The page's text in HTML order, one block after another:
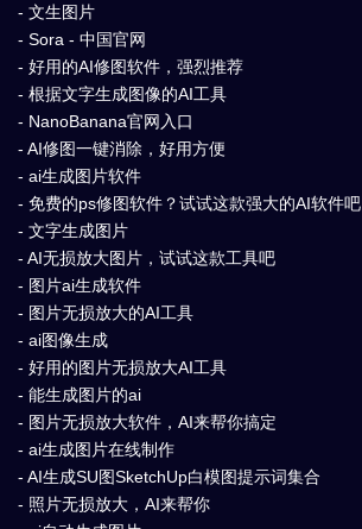
- 文生图片
- Sora - 中国官网
- 好用的AI修图软件，强烈推荐
- 根据文字生成图像的AI工具
- NanoBanana官网入口
- AI修图一键消除，好用方便
- ai生成图片软件
- 免费的ps修图软件？试试这款强大的AI软件吧
- 文字生成图片
- AI无损放大图片，试试这款工具吧
- 图片ai生成软件
- 图片无损放大的AI工具
- ai图像生成
- 好用的图片无损放大AI工具
- 能生成图片的ai
- 图片无损放大软件，AI来帮你搞定
- ai生成图片在线制作
- AI生成SU图SketchUp白模图提示词集合
- 照片无损放大，AI来帮你